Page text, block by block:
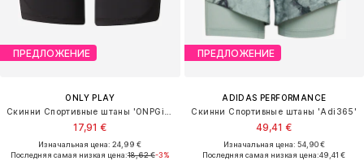
ПРЕДЛОЖЕНИЕ
ONLY PLAY
Скинни Спортивные штаны 'ONPGil-2-Lana'
17,91 €
Изначальная цена: 24,99 €
Последняя самая низкая цена:18,62 €-3%
ПРЕДЛОЖЕНИЕ
ADIDAS PERFORMANCE
Скинни Спортивные штаны 'Adi365'
49,41 €
Изначальная цена: 54,90 €
Последняя самая низкая цена:49,41 €